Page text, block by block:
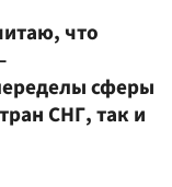
что
сферы
СНГ, так и